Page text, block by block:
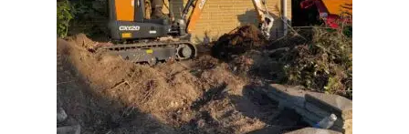
Kontakt os
Konto
Korttidsudlejning